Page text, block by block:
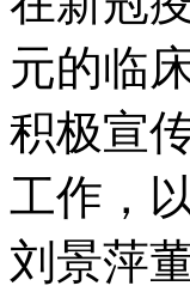
元的临床
积极宣传
工作
刘景萍